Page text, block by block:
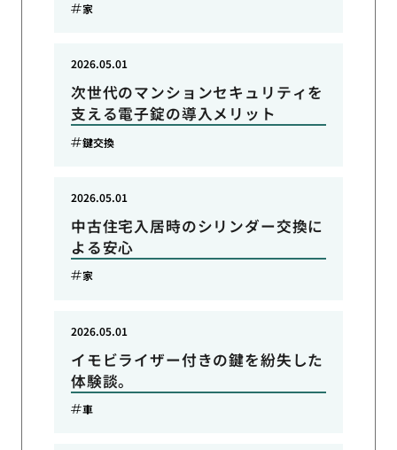
家
次世代のマンションセキュリティを
支える電子錠の導入メリット
2026.05.01
鍵交換
中古住宅入居時のシリンダー交換に
よる安心
2026.05.01
家
イモビライザー付きの鍵を紛失した
体験談。
2026.05.01
車